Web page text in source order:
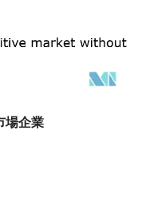
の表示が必要です。
場企業